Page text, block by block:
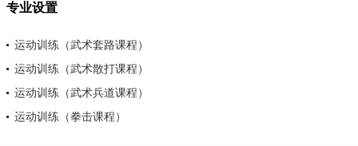
专业设置
运动训练（武术套路课程）
运动训练（武术散打课程）
运动训练（武术兵道课程）
运动训练（拳击课程）